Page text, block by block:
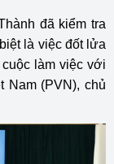
đã kiểm tra
là việc đốt lửa
làm việc với
Nam (PVN), chủ